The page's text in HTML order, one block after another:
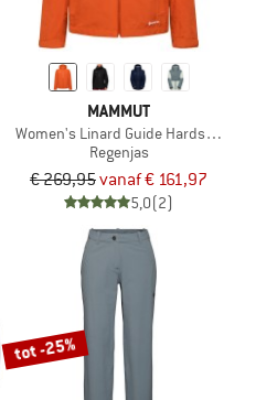
MAMMUT
Women's Linard Guide Hardshell
Regenjas
€ 269,95vanaf € 161,97
5,0(2)
tot -25%